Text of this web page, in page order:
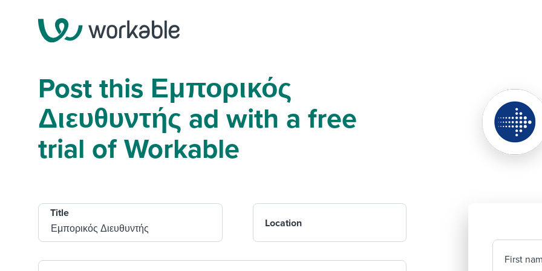
Post this Εμπορικός
Διευθυντής ad with a free
trial of Workable
Title
Location
First